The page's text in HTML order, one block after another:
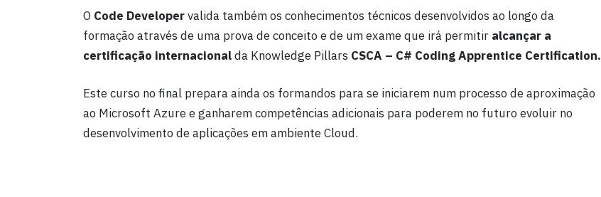
O Code Developervalida também os conhecimentos técnicos desenvolvidos ao longo da
formação através de uma prova de conceito e de um exame que irá permitir alcançar a
certificação internacionalda Knowledge Pillars CSCA – C# Coding Apprentice Certification.
Este curso no final prepara ainda os formandos para se iniciarem num processo de aproximação
ao Microsoft Azure e ganharem competências adicionais para poderem no futuro evoluir no
desenvolvimento de aplicações em ambiente Cloud.